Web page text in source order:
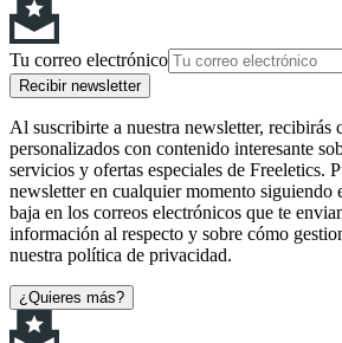
Tu correo electrónico
Recibir newsletter
Al suscribirte a nuestra newsletter, recibirás
personalizados con contenido interesante
servicios y ofertas especiales de Freeletics.
newsletter en cualquier momento siguiendo
baja en los correos electrónicos que te
información al respecto y sobre cómo
nuestra política de privacidad.
¿Quieres más?